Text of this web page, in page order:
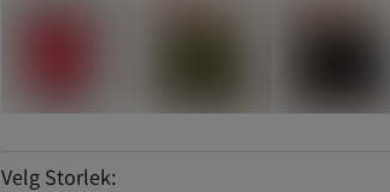
Velg Storlek: